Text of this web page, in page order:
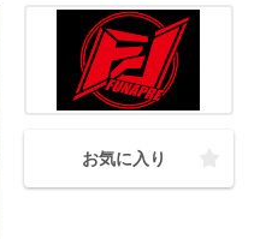
お気に入り